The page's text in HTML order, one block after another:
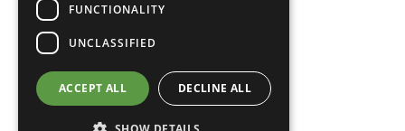
FUNCTIONALITY
UNCLASSIFIED
ACCEPT ALL DECLINE ALL